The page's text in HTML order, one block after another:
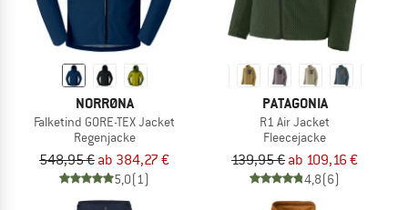
NORRØNA
Falketind GORE-TEX Jacket
Regenjacke
548,95 € ab 384,27 €
5,0(1)
PATAGONIA
R1 Air Jacket
Fleecejacke
139,95 € ab 109,16 €
4,8(6)